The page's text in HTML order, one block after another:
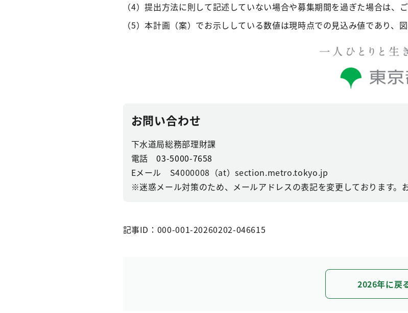
（4）提出方法に則して記述していない場合や募集期間を過ぎた場合は、
（5）本計画（案）でお示ししている数値は現時点での見込み値であり、
お問い合わせ
下水道局総務部理財課
電話03-5000-7658
Eメール S4000008（at）section.metro.tokyo.jp
※迷惑メール対策のため、メールアドレスの表記を変更しております。
記事ID：000-001-20260202-046615
2026年に戻